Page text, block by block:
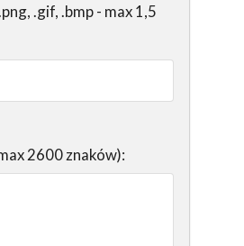
.gif, .bmp - max 1,5
2600 znaków):